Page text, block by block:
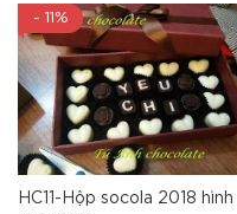
- 11%
HC11-Hộp socola 2018 hình